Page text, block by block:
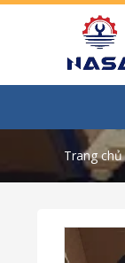
Skip
Trang chủ